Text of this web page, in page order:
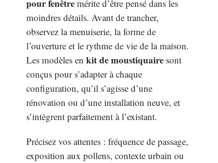
pour fenêtre mérite d’être pensé dans les
moindres détails. Avant de trancher,
observez la menuiserie, la forme de
l’ouverture et le rythme de vie de la maison.
Les modèles en kit de moustiquaire sont
conçus pour s’adapter à chaque
configuration, qu’il s’agisse d’une
rénovation ou d’une installation neuve, et
s’intègrent parfaitement à l’existant.
Précisez vos attentes : fréquence de passage,
exposition aux pollens, contexte urbain ou